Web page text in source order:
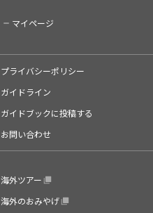
マイページ
プライバシーポリシー
ガイドライン
ガイドブックに投稿する
お問い合わせ
海外ツアー
海外のおみやげ